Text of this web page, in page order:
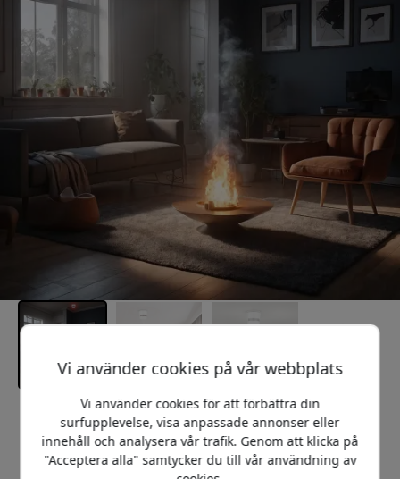
Rekommenderat pris
699 SEK
Vi använder cookies på vår webbplats
Vi använder cookies för att förbättra din
surfupplevelse, visa anpassade annonser eller
innehåll och analysera vår trafik. Genom att klicka på
"Acceptera alla" samtycker du till vår användning av